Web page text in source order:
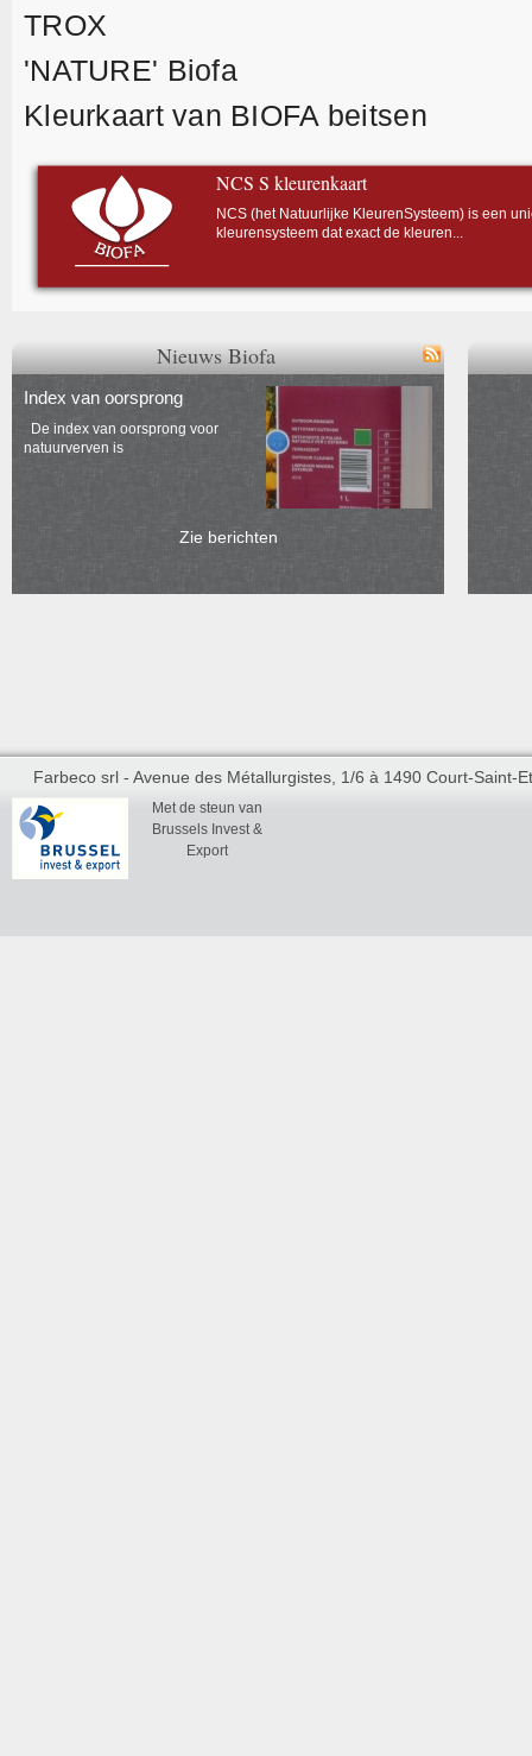
TROX
'NATURE' Biofa
Kleurkaart van BIOFA beitsen
NCS S kleurenkaart
NCS (het Natuurlijke KleurenSysteem) is een
kleurensysteem dat exact de kleuren...
Nieuws Biofa
Index van oorsprong
De index van oorsprong voor
natuurverven is
Zie berichten
Farbeco srl - Avenue des Métallurgistes, 1/6 à 1490 Court-Saint-
Met de steun van
Brussels Invest &
Export